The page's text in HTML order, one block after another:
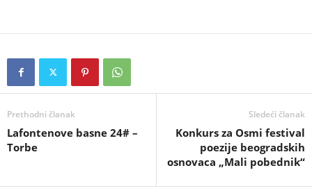
Prethodni članak
Lafontenove basne 24# –
Torbe
Sledeći članak
Konkurs za Osmi festival
poezije beogradskih
osnovaca „Mali pobednik“